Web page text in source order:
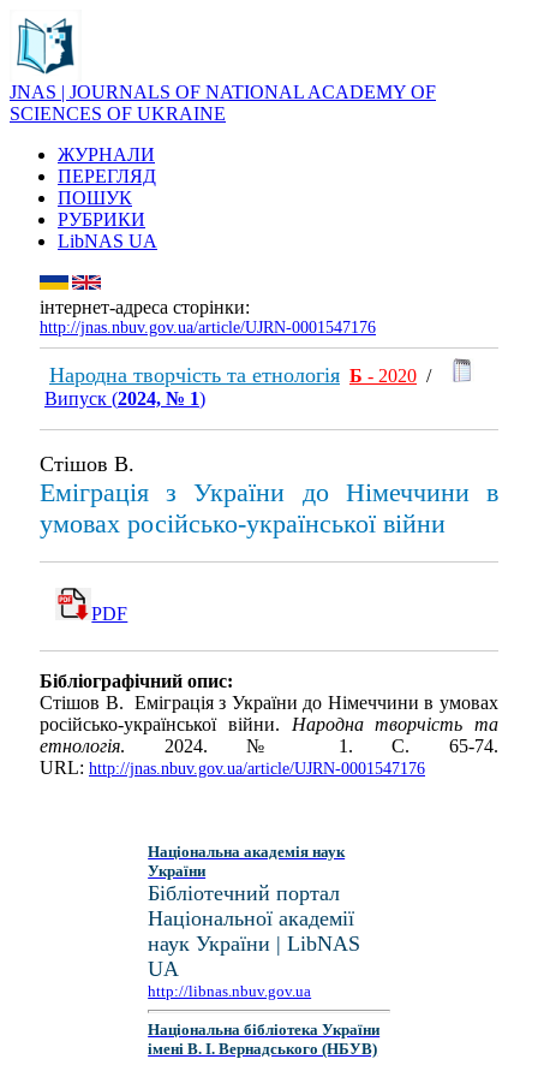
JNAS | JOURNALS OF NATIONAL ACADEMY OF
SCIENCES OF UKRAINE
ЖУРНАЛИ
ПЕРЕГЛЯД
ПОШУК
РУБРИКИ
LibNAS UA
інтернет-адреса сторінки:
http://jnas.nbuv.gov.ua/article/UJRN-0001547176
Народна творчість та етнологія Б - 2020 /
Випуск (2024, № 1)
Стішов В.
Еміграція з України до Німеччини в
умовах російсько-української війни
PDF
Бібліографічний опис:
Стішов В. Еміграція з України до Німеччини в умовах
російсько-української війни. Народна творчість та
етнологія. 2024. № 1. С. 65-74.
URL: http://jnas.nbuv.gov.ua/article/UJRN-0001547176
Національна академія наук
України
Бібліотечний портал
Національної академії
наук України | LibNAS
UA
http://libnas.nbuv.gov.ua
Національна бібліотека України
імені В. І. Вернадського (НБУВ)